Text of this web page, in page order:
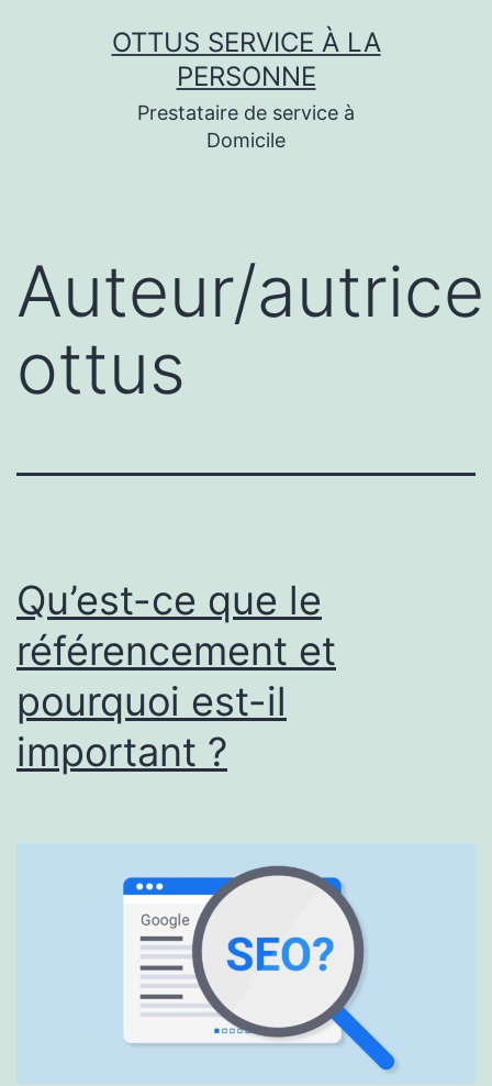
OTTUS SERVICE À LA
PERSONNE
Prestataire de service à
Domicile
Auteur/
ottus
Qu’est-ce que le
référencement et
pourquoi est-il
important ?